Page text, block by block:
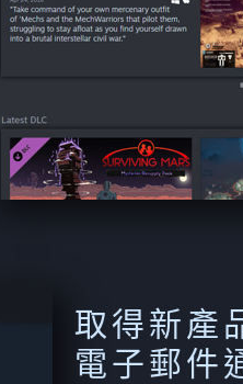
取得新產
電子郵件